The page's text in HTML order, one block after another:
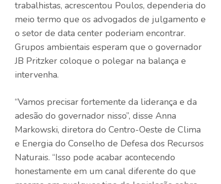
trabalhistas, acrescentou Poulos, dependeria do
meio termo que os advogados de julgamento e
o setor de data center poderiam encontrar.
Grupos ambientais esperam que o governador
JB Pritzker coloque o polegar na balança e
intervenha.
“Vamos precisar fortemente da liderança e da
adesão do governador nisso”, disse Anna
Markowski, diretora do Centro-Oeste de Clima
e Energia do Conselho de Defesa dos Recursos
Naturais. “Isso pode acabar acontecendo
honestamente em um canal diferente do que